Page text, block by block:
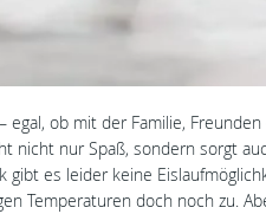
ob mit der Familie,
nicht nur Spaß, sondern sorgt
es leider keine
Temperaturen doch noch zu.